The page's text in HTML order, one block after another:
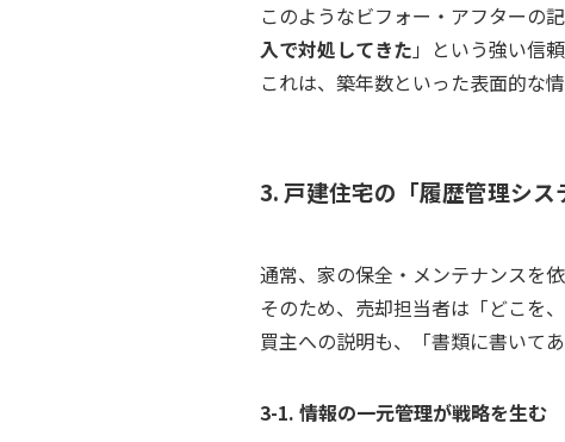
このようなビフォー・アフターの
入で対処してきた 」という強い信
これは、築年数といった表面的な
3. 戸建住宅の「履歴管理シス
通常、家の保全・メンテナンスを
そのため、売却担当者は「どこを
買主への説明も、「書類に書いて
3-1. 情報の一元管理が戦略を生む